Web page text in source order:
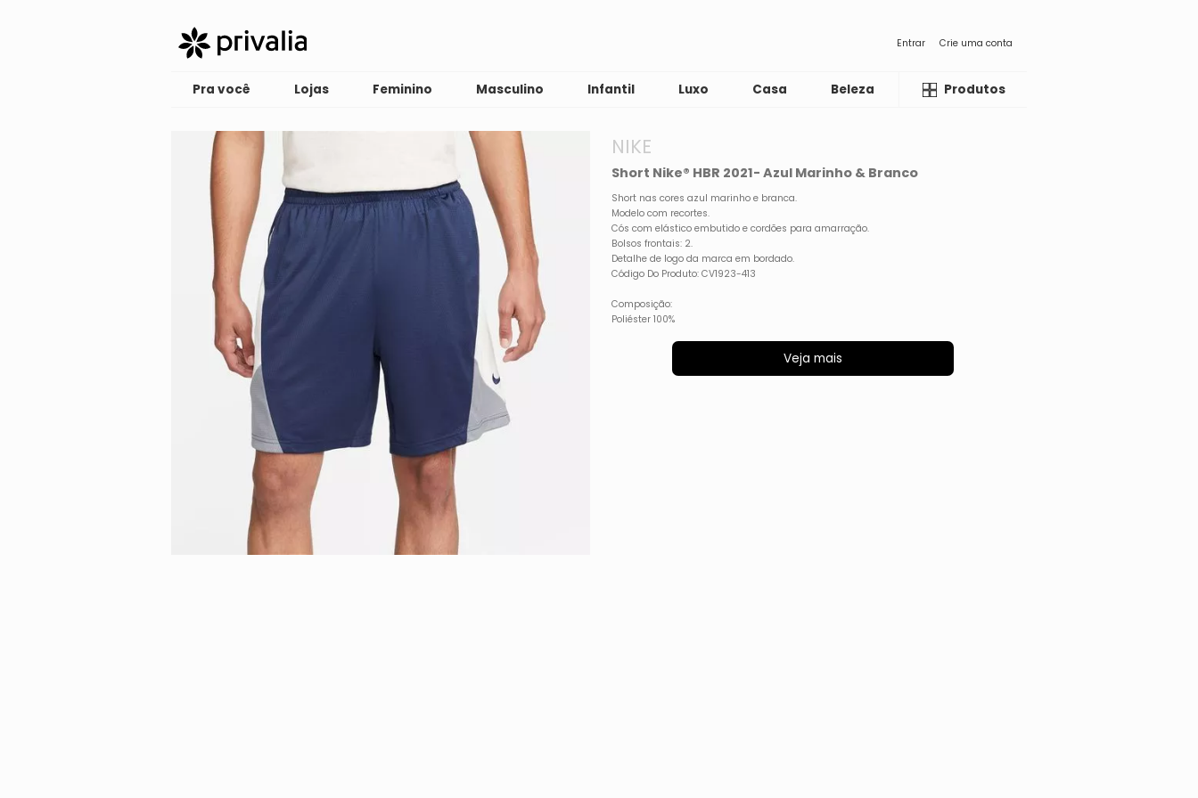
Entrar Crie uma conta
Pra você Lojas Feminino Masculino Infantil Luxo Casa Beleza LiquidaProdutos
NIKE
Short Nike® HBR 2021- Azul Marinho & Branco
Short nas cores azul marinho e branca.
Modelo com recortes.
Cós com elástico embutido e cordões para amarração.
Bolsos frontais: 2.
Detalhe de logo da marca em bordado.
Código Do Produto: CV1923-413
Composição:
Poliéster 100%
Veja mais